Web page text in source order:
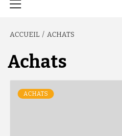
ACCUEIL ACHATS
Achats
ACHATS